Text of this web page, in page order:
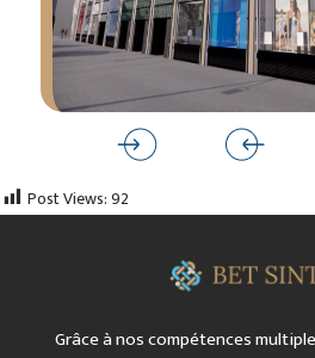
Post Views:92
Grâce à nos compétences